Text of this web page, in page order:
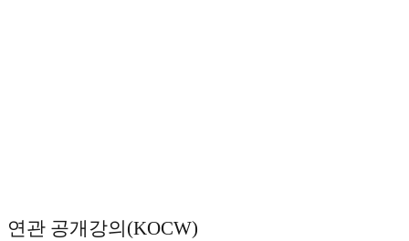
연관 공개강의(KOCW)